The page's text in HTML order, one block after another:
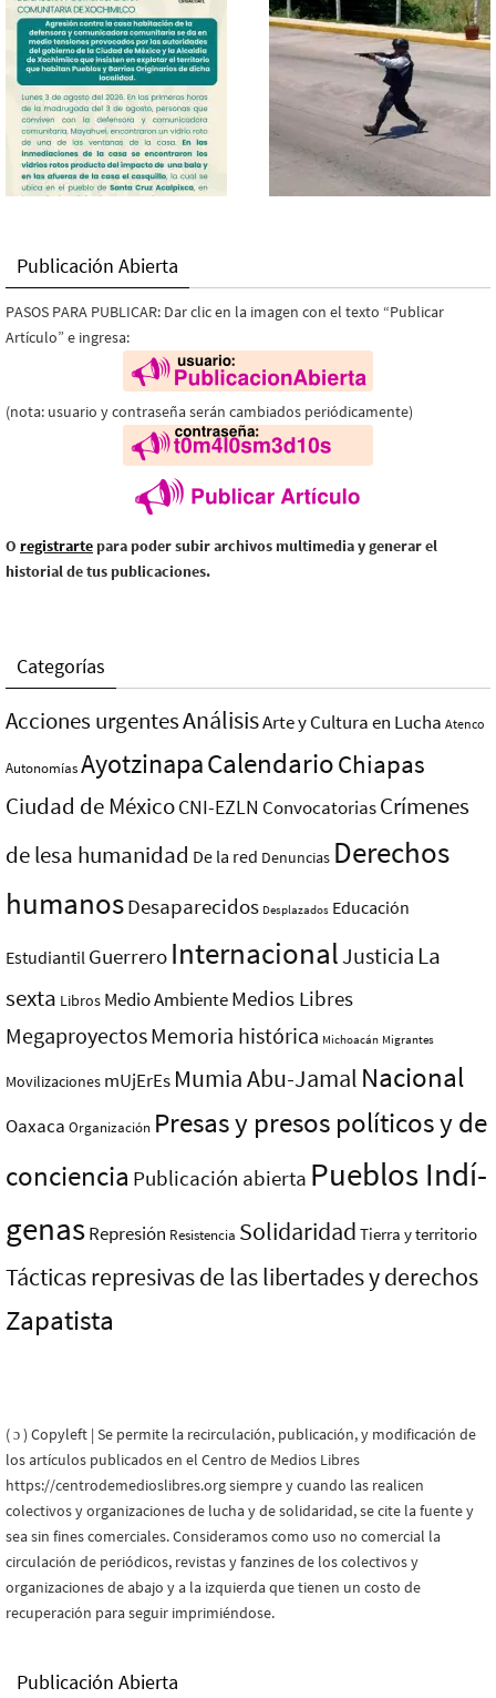
Publicación Abierta
PASOS PARA PUBLICAR: Dar clic en la imagen con el texto “Publicar
Artículo” e ingresa:
(nota: usuario y contraseña serán cambiados periódicamente)
O registrarte para poder subir archivos multimedia y generar el
historial de tus publicaciones.
Categorías
Acciones urgentesAnálisisArte y Cultura en Lucha Atenco
AutonomíasAyotzinapaCalendarioChiapas
Ciudad de MéxicoCNI-EZLN ConvocatoriasCrímenes
de lesa humanidad De la red Denuncias Derechos
humanosDesaparecidos Desplazados Educación
Estudiantil Guerrero InternacionalJusticia La
sexta Libros Medio AmbienteMedios Libres
MegaproyectosMemoria histórica Michoacán Migrantes
Movilizaciones mUjErEs Mumia Abu-Jamal Nacional
Oaxaca Organización Presas y presos polí­ticos y de
conciencia Publicación abierta Pueblos Indí­
genasRepresión Resistencia Solidaridad Tierra y territorio
Tácticas represivas de las libertades y derechos
Zapatista
( ɔ ) Copyleft | Se permite la recirculación, publicación, y modificación de
los artículos publicados en el Centro de Medios Libres
https://centrodemedioslibres.org siempre y cuando las realicen
colectivos y organizaciones de lucha y de solidaridad, se cite la fuente y
sea sin fines comerciales. Consideramos como uso no comercial la
circulación de periódicos, revistas y fanzines de los colectivos y
organizaciones de abajo y a la izquierda que tienen un costo de
recuperación para seguir imprimiéndose.
Publicación Abierta